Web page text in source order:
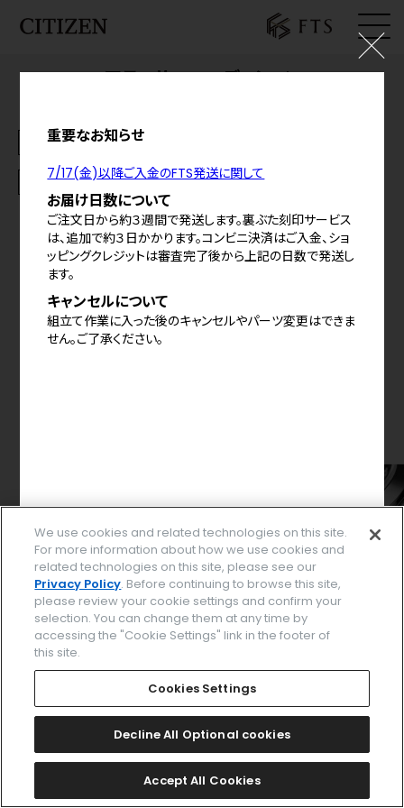
お気に入り
カート
特定商取引法に基づく表示
プライバシーポリシー
ご利用規約
アテッサ FTSエディション
パーツを選択してください
基本仕様
お知らせ
このデザインで決定する
重要なお知らせ
7/17(金)以降ご入金のFTS発送に関して
お届け日数について
ご注文日から約３週間で発送します。裏ぶた刻印サービス
は、追加で約３日かかります。コンビニ決済はご入金、ショ
ッピングクレジットは審査完了後から上記の日数で発送し
ます。
キャンセルについて
組立て作業に入った後のキャンセルやパーツ変更はできま
せん。ご了承ください。
We use cookies and related technologies on this site.
For more information about how we use cookies and
related technologies on this site, please see our
Privacy Policy. Before continuing to browse this site,
please review your cookie settings and confirm your
selection. You can change them at any time by
accessing the "Cookie Settings" link in the footer of
this site.
Cookies Settings
Decline All Optional cookies
Accept All Cookies